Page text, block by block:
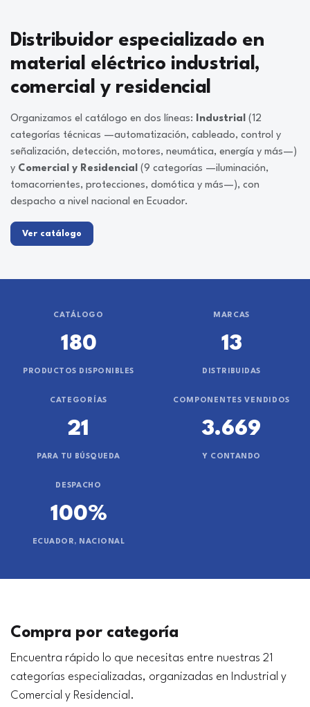
Distribuidor especializado en
material eléctrico industrial,
comercial y residencial
Organizamos el catálogo en dos líneas: Industrial (12
categorías técnicas —automatización, cableado, control y
señalización, detección, motores, neumática, energía y más—)
y Comercial y Residencial (9 categorías —iluminación,
tomacorrientes, protecciones, domótica y más—), con
despacho a nivel nacional en Ecuador.
Ver catálogo
CATÁLOGO
180
PRODUCTOS DISPONIBLES
MARCAS
13
DISTRIBUIDAS
CATEGORÍAS
21
PARA TU BÚSQUEDA
COMPONENTES VENDIDOS
3.669
Y CONTANDO
DESPACHO
100%
ECUADOR, NACIONAL
Compra por categoría
Encuentra rápido lo que necesitas entre nuestras 21
categorías especializadas, organizadas en Industrial y
Comercial y Residencial.